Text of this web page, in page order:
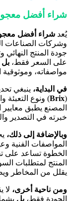
شراء أفضل
يُعد شراء أفضل
وشركات الصناعات
جودة المنتج النهائي
على السعر فقط، بل
مواصفاته، وموثوقية
في البداية، ينبغي
(
Brix) ونوع التعبئة
المصنع يطبق معايير
خبرته في التصدير
وبالإضافة إلى ذلك،
المواصفات الفنية
الخطوة تساعد على
المنتج لمتطلبات
يقلل من المخاطر
ومن ناحية أخرى،
الجودة فقط، بل